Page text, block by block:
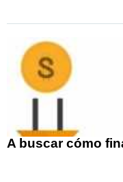
A buscar cómo